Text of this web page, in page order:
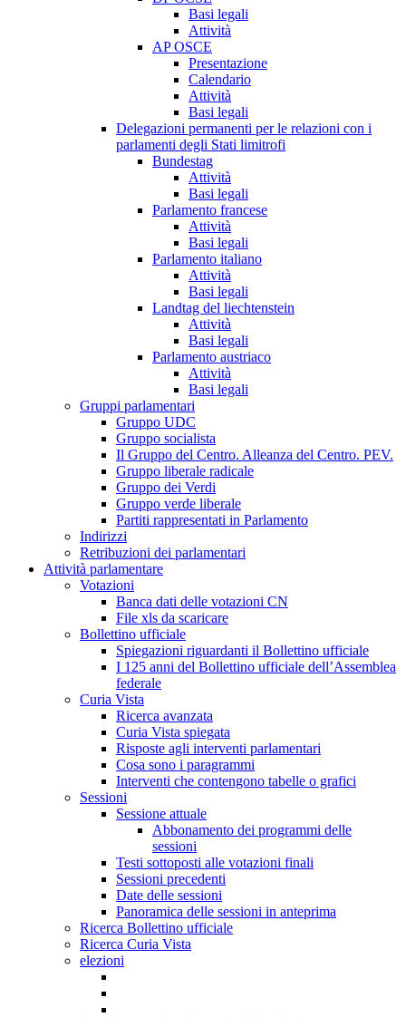
Basi legali
Attività
AP OSCE
Presentazione
Calendario
Attività
Basi legali
Delegazioni permanenti per le relazioni con i
parlamenti degli Stati limitrofi
Bundestag
Attività
Basi legali
Parlamento francese
Attività
Basi legali
Parlamento italiano
Attività
Basi legali
Landtag del liechtenstein
Attività
Basi legali
Parlamento austriaco
Attività
Basi legali
Gruppi parlamentari
Gruppo UDC
Gruppo socialista
Il Gruppo del Centro. Alleanza del Centro. PEV.
Gruppo liberale radicale
Gruppo dei Verdi
Gruppo verde liberale
Partiti rappresentati in Parlamento
Indirizzi
Retribuzioni dei parlamentari
Attività parlamentare
Votazioni
Banca dati delle votazioni CN
File xls da scaricare
Bollettino ufficiale
Spiegazioni riguardanti il Bollettino ufficiale
I 125 anni del Bollettino ufficiale dell’Assemblea
federale
Curia Vista
Ricerca avanzata
Curia Vista spiegata
Risposte agli interventi parlamentari
Cosa sono i paragrammi
Interventi che contengono tabelle o grafici
Sessioni
Sessione attuale
Abbonamento dei programmi delle
sessioni
Testi sottoposti alle votazioni finali
Sessioni precedenti
Date delle sessioni
Panoramica delle sessioni in anteprima
Ricerca Bollettino ufficiale
Ricerca Curia Vista
elezioni